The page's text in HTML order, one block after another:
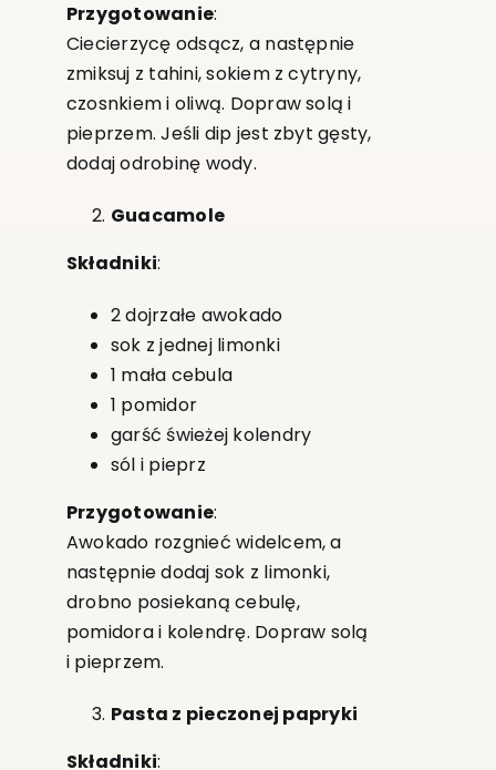
Przygotowanie:
Ciecierzycę odsącz, a następnie
zmiksuj z tahini, sokiem z cytryny,
czosnkiem i oliwą. Dopraw solą i
pieprzem. Jeśli dip jest zbyt gęsty,
dodaj odrobinę wody.
Guacamole
Składniki:
2 dojrzałe awokado
sok z jednej limonki
1 mała cebula
1 pomidor
garść świeżej kolendry
sól i pieprz
Przygotowanie:
Awokado rozgnieć widelcem, a
następnie dodaj sok z limonki,
drobno posiekaną cebulę,
pomidora i kolendrę. Dopraw solą
i pieprzem.
Pasta z pieczonej papryki
Składniki: